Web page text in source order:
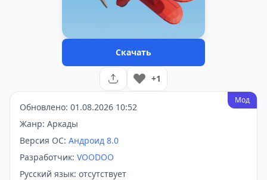
Скачать
+1
Мод
Обновлено: 01.08.2026 10:52
Жанр: Аркады
Версия ОС: Андроид 8.0
Разработчик: VOODOO
Русский язык: отсутствует